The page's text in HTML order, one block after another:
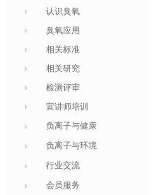
认识臭氧
臭氧应用
相关标准
相关研究
检测评审
宣讲师培训
负离子与健康
负离子与环境
行业交流
会员服务